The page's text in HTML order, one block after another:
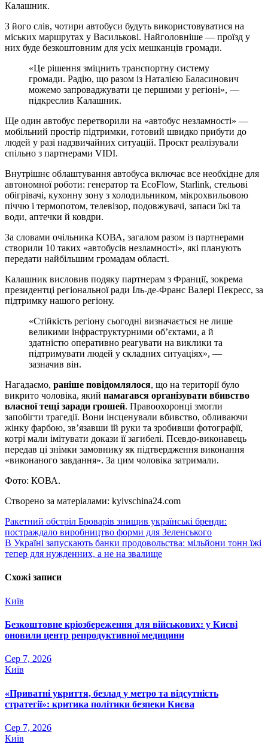
Калашник.
З його слів, чотири автобуси будуть використовуватися на
міських маршрутах у Василькові. Найголовніше — проїзд у
них буде безкоштовним для усіх мешканців громади.
«Це рішення зміцнить транспортну систему
громади. Радію, що разом із Наталією Баласинович
можемо запроваджувати це першими у регіоні», —
підкреслив Калашник.
Ще один автобус перетворили на «автобус незламності» —
мобільний простір підтримки, готовий швидко прибути до
людей у разі надзвичайних ситуацій. Проєкт реалізували
спільно з партнерами VIDI.
Внутрішнє облаштування автобуса включає все необхідне для
автономної роботи: генератор та EcoFlow, Starlink, стельові
обігрівачі, кухонну зону з холодильником, мікрохвильовою
піччю і термопотом, телевізор, подовжувачі, запаси їжі та
води, аптечки й ковдри.
За словами очільника КОВА, загалом разом із партнерами
створили 10 таких «автобусів незламності», які планують
передати найбільшим громадам області.
Калашник висловив подяку партнерам з Франції, зокрема
президентці регіональної ради Іль-де-Франс Валері Пекресс, за
підтримку нашого регіону.
«Стійкість регіону сьогодні визначається не лише
великими інфраструктурними об’єктами, а й
здатністю оперативно реагувати на виклики та
підтримувати людей у складних ситуаціях», —
зазначив він.
Нагадаємо, раніше повідомлялося, що на території було
викрито чоловіка, який намагався організувати вбивство
власної тещі заради грошей. Правоохоронці змогли
запобігти трагедії. Вони інсценували вбивство, обливаючи
жінку фарбою, зв’язавши їй руки та зробивши фотографії,
котрі мали імітувати докази її загибелі. Псевдо-виконавець
передав ці знімки замовнику як підтвердження виконання
«виконаного завдання». За цим чоловіка затримали.
Фото: КОВА.
Створено за матеріалами: kyivschina24.com
Навігація
записів
Ракетний обстріл Броварів знищив українські бренди:
постраждало виробництво форми для Зеленського
В Україні запускають банки продовольства: мільйони тонн їжі
тепер для нужденних, а не на звалище
Схожі записи
Київ
Безкоштовне кріозбереження для військових: у Києві
оновили центр репродуктивної медицини
Сер 7, 2026
Київ
«Приватні укриття, безлад у метро та відсутність
стратегії»: критика політики безпеки Києва
Сер 7, 2026
Київ